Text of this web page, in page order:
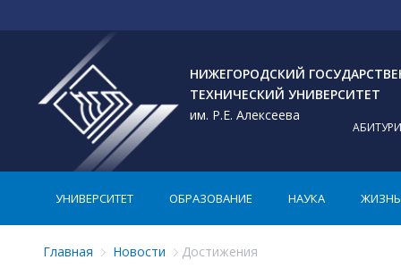
НИЖЕГОРОДСКИЙ
ТЕХНИЧЕСКИЙ УНИВЕРСИТЕТ
им. Р.Е. Алексеева
УНИВЕРСИТЕТ ОБРАЗОВАНИЕ НАУКА ЖИЗНЬ
Главная Новости Достижения